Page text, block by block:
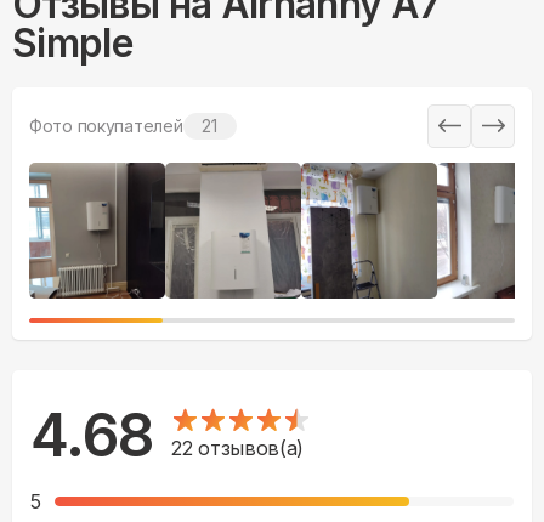
Simple
Фото покупателей 21
4.68 22 отзывов(а)
5